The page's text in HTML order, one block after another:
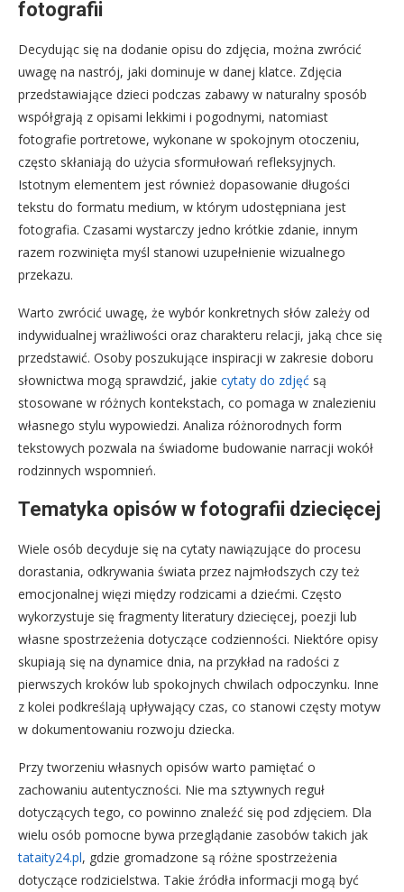
fotografii
Decydując się na dodanie opisu do zdjęcia, można zwrócić
uwagę na nastrój, jaki dominuje w danej klatce. Zdjęcia
przedstawiające dzieci podczas zabawy w naturalny sposób
współgrają z opisami lekkimi i pogodnymi, natomiast
fotografie portretowe, wykonane w spokojnym otoczeniu,
często skłaniają do użycia sformułowań refleksyjnych.
Istotnym elementem jest również dopasowanie długości
tekstu do formatu medium, w którym udostępniana jest
fotografia. Czasami wystarczy jedno krótkie zdanie, innym
razem rozwinięta myśl stanowi uzupełnienie wizualnego
przekazu.
Warto zwrócić uwagę, że wybór konkretnych słów zależy od
indywidualnej wrażliwości oraz charakteru relacji, jaką chce się
przedstawić. Osoby poszukujące inspiracji w zakresie doboru
słownictwa mogą sprawdzić, jakie cytaty do zdjęć są
stosowane w różnych kontekstach, co pomaga w znalezieniu
własnego stylu wypowiedzi. Analiza różnorodnych form
tekstowych pozwala na świadome budowanie narracji wokół
rodzinnych wspomnień.
Tematyka opisów w fotografii dziecięcej
Wiele osób decyduje się na cytaty nawiązujące do procesu
dorastania, odkrywania świata przez najmłodszych czy też
emocjonalnej więzi między rodzicami a dziećmi. Często
wykorzystuje się fragmenty literatury dziecięcej, poezji lub
własne spostrzeżenia dotyczące codzienności. Niektóre opisy
skupiają się na dynamice dnia, na przykład na radości z
pierwszych kroków lub spokojnych chwilach odpoczynku. Inne
z kolei podkreślają upływający czas, co stanowi częsty motyw
w dokumentowaniu rozwoju dziecka.
Przy tworzeniu własnych opisów warto pamiętać o
zachowaniu autentyczności. Nie ma sztywnych reguł
dotyczących tego, co powinno znaleźć się pod zdjęciem. Dla
wielu osób pomocne bywa przeglądanie zasobów takich jak
tataity24.pl, gdzie gromadzone są różne spostrzeżenia
dotyczące rodzicielstwa. Takie źródła informacji mogą być